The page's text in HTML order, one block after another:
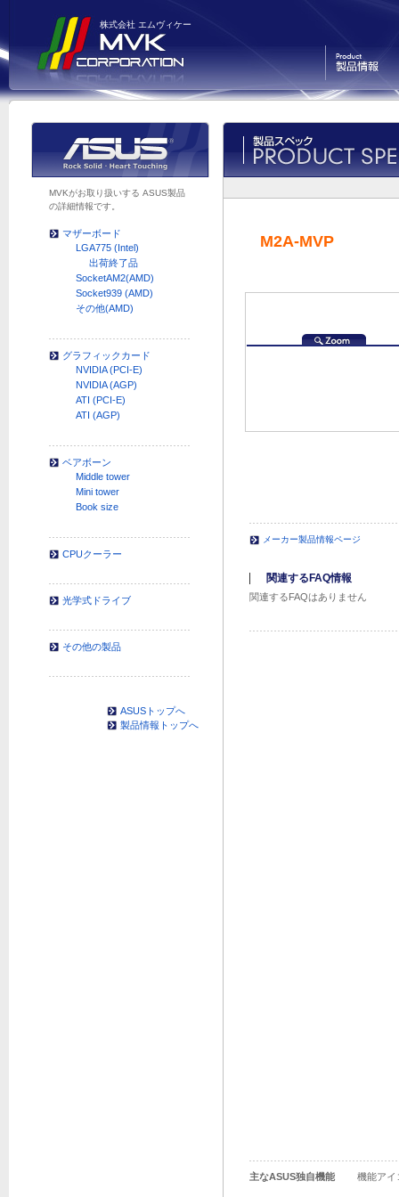
株式会社 エムヴィケー
M2A-MVP
メーカー製品情報ページ
関連するFAQ情報
関連するFAQはありません
主なASUS独自機能 機能アイ
MVKがお取り扱いする ASUS製品
の詳細情報です。
マザーボード
LGA775 (Intel)
出荷終了品
SocketAM2(AMD)
Socket939 (AMD)
その他(AMD)
グラフィックカード
NVIDIA (PCI-E)
NVIDIA (AGP)
ATI (PCI-E)
ATI (AGP)
ベアボーン
Middle tower
Mini tower
Book size
CPUクーラー
光学式ドライブ
その他の製品
ASUSトップへ
製品情報トップへ